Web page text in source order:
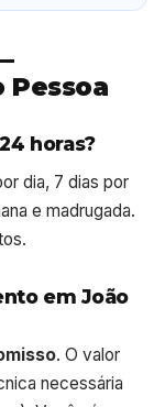
Pessoa
horas?
dia, 7 dias por
e madrugada.
em João
. O valor
necessária